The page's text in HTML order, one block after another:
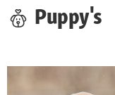
Puppy's